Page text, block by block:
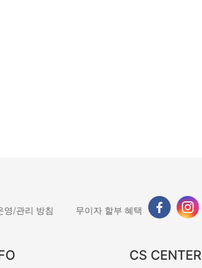
영/관리 방침 무이자 할부 혜택
CS CENTER